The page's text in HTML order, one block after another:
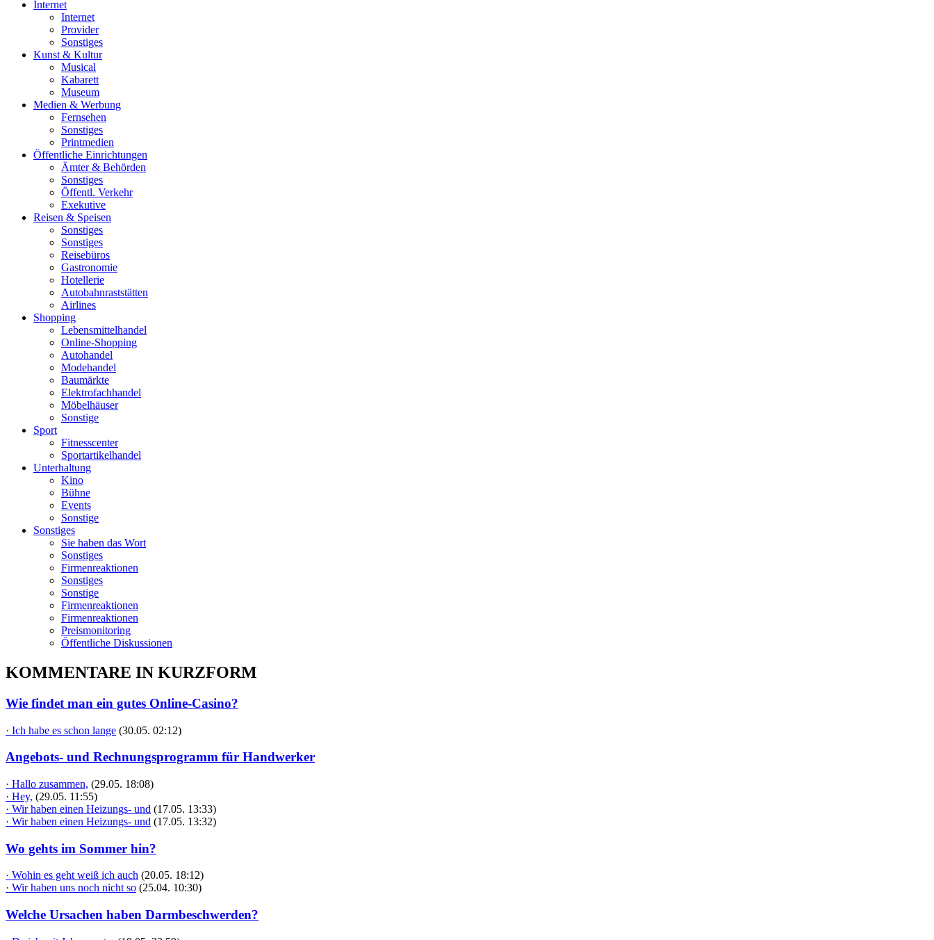
Internet
Internet
Provider
Sonstiges
Kunst & Kultur
Musical
Kabarett
Museum
Medien & Werbung
Fernsehen
Sonstiges
Printmedien
Öffentliche Einrichtungen
Ämter & Behörden
Sonstiges
Öffentl. Verkehr
Exekutive
Reisen & Speisen
Sonstiges
Sonstiges
Reisebüros
Gastronomie
Hotellerie
Autobahnraststätten
Airlines
Shopping
Lebensmittelhandel
Online-Shopping
Autohandel
Modehandel
Baumärkte
Elektrofachhandel
Möbelhäuser
Sonstige
Sport
Fitnesscenter
Sportartikelhandel
Unterhaltung
Kino
Bühne
Events
Sonstige
Sonstiges
Sie haben das Wort
Sonstiges
Firmenreaktionen
Sonstiges
Sonstige
Firmenreaktionen
Firmenreaktionen
Preismonitoring
Öffentliche Diskussionen
KOMMENTARE IN KURZFORM
Wie findet man ein gutes Online-Casino?
· Ich habe es schon lange (30.05. 02:12)
Angebots- und Rechnungsprogramm für Handwerker
· Hallo zusammen, (29.05. 18:08)
· Hey, (29.05. 11:55)
· Wir haben einen Heizungs- und (17.05. 13:33)
· Wir haben einen Heizungs- und (17.05. 13:32)
Wo gehts im Sommer hin?
· Wohin es geht weiß ich auch (20.05. 18:12)
· Wir haben uns noch nicht so (25.04. 10:30)
Welche Ursachen haben Darmbeschwerden?